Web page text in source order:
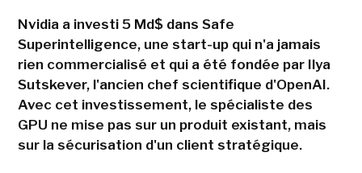
Nvidia a investi 5 Md$ dans Safe
Superintelligence, une start-up qui n'a jamais
rien commercialisé et qui a été fondée par Ilya
Sutskever, l'ancien chef scientifique d'OpenAI.
Avec cet investissement, le spécialiste des
GPU ne mise pas sur un produit existant, mais
sur la sécurisation d'un client stratégique.